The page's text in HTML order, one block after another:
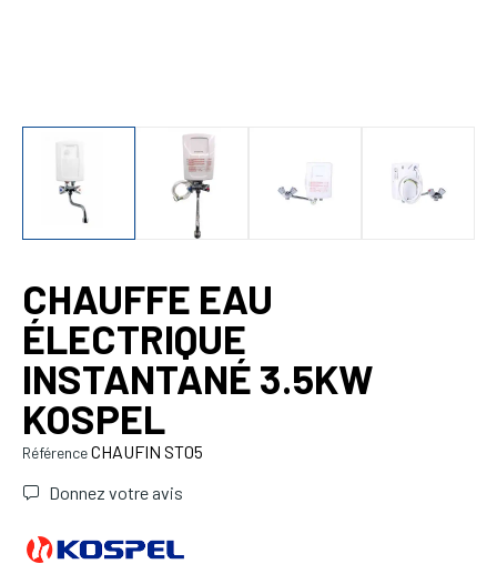
CHAUFFE EAU
ÉLECTRIQUE
INSTANTANÉ 3.5KW
KOSPEL
RéférenceCHAUFIN ST05
Donnez votre avis